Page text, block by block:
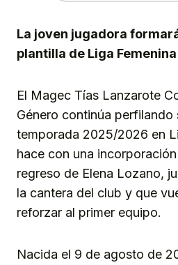
La joven jugadora
plantilla de Liga Femenina
El Magec Tías Lanzarote
Género continúa perfilando
temporada 2025/2026 en
hace con una
regreso de Elena Lozano,
la cantera del club y que
reforzar al primer equipo.
Nacida el 9 de agosto de